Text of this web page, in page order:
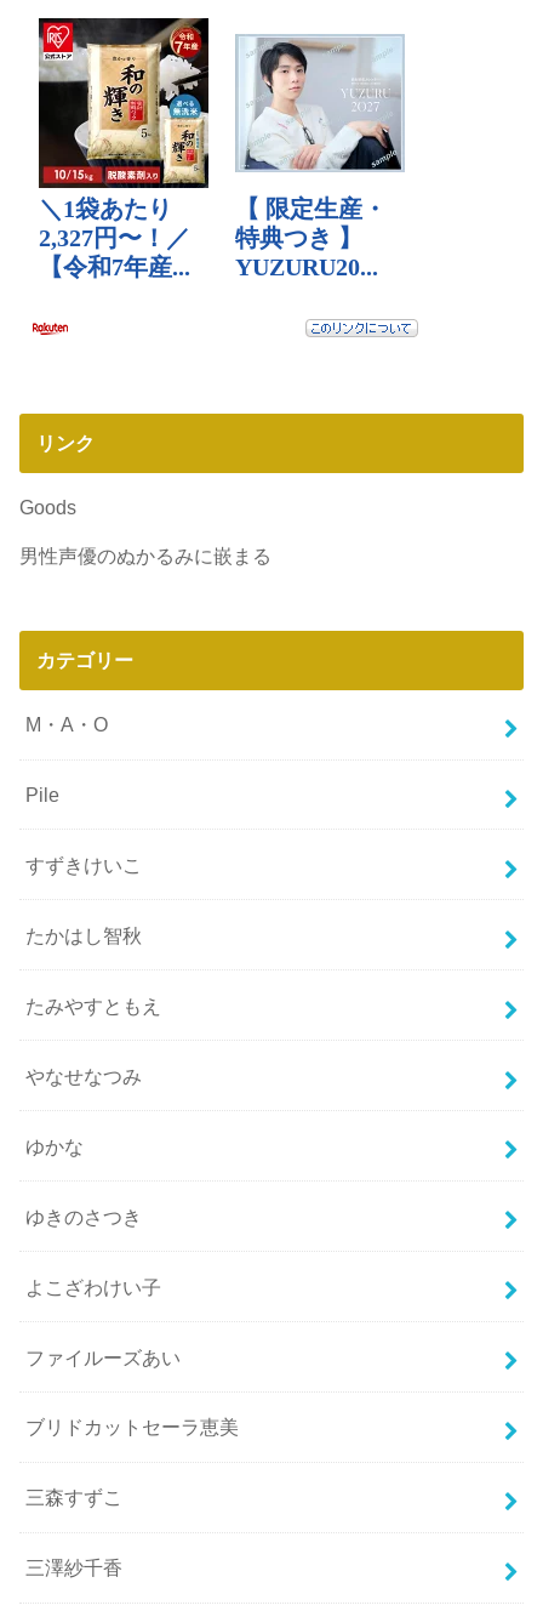
リンク
Goods
男性声優のぬかるみに嵌まる
カテゴリー
M・A・O
Pile
すずきけいこ
たかはし智秋
たみやすともえ
やなせなつみ
ゆかな
ゆきのさつき
よこざわけい子
ファイルーズあい
ブリドカットセーラ恵美
三森すずこ
三澤紗千香